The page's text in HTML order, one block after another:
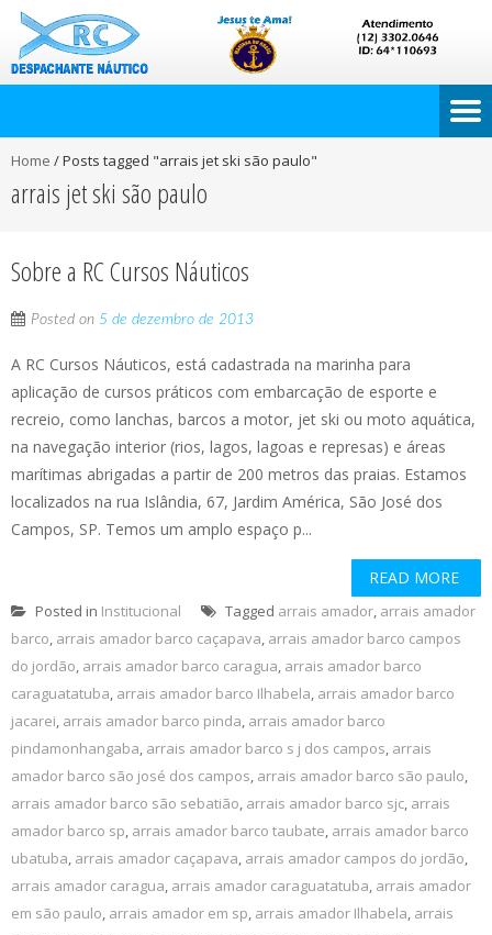
Home /Posts tagged "arrais jet ski são paulo"
arrais jet ski são paulo
Sobre a RC Cursos Náuticos
Posted on 5 de dezembro de 2013
A RC Cursos Náuticos, está cadastrada na marinha para
aplicação de cursos práticos com embarcação de esporte e
recreio, como lanchas, barcos a motor, jet ski ou moto aquática,
na navegação interior (rios, lagos, lagoas e represas) e áreas
marítimas abrigadas a partir de 200 metros das praias. Estamos
localizados na rua Islândia, 67, Jardim América, São José dos
Campos, SP. Temos um amplo espaço p...
READ MORE
Posted in Institucional Tagged arrais amador, arrais amador
barco, arrais amador barco caçapava, arrais amador barco campos
do jordão, arrais amador barco caragua, arrais amador barco
caraguatatuba, arrais amador barco Ilhabela, arrais amador barco
jacarei, arrais amador barco pinda, arrais amador barco
pindamonhangaba, arrais amador barco s j dos campos, arrais
amador barco são josé dos campos, arrais amador barco são paulo,
arrais amador barco são sebatião, arrais amador barco sjc, arrais
amador barco sp, arrais amador barco taubate, arrais amador barco
ubatuba, arrais amador caçapava, arrais amador campos do jordão,
arrais amador caragua, arrais amador caraguatatuba, arrais amador
em são paulo, arrais amador em sp, arrais amador Ilhabela, arrais